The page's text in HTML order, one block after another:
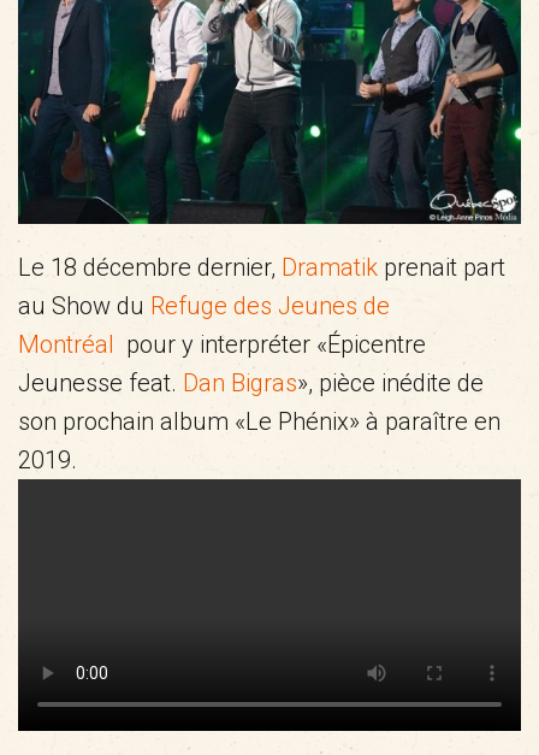
Le 18 décembre dernier, Dramatik prenait part
au Show du Refuge des Jeunes de
Montréal
pour y interpréter «Épicentre
Jeunesse feat. Dan Bigras», pièce inédite de
son prochain album «Le Phénix» à paraître en
2019.